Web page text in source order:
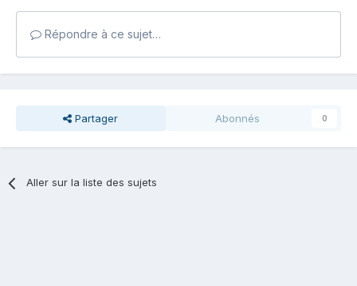
Répondre à ce sujet…
Partager Abonnés 0
Aller sur la liste des sujets